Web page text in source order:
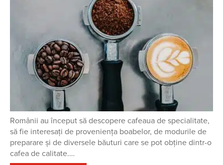
Românii au început să descopere cafeaua de specialitate,
să fie interesați de proveniența boabelor, de modurile de
preparare și de diversele băuturi care se pot obține dintr-o
cafea de calitate.…